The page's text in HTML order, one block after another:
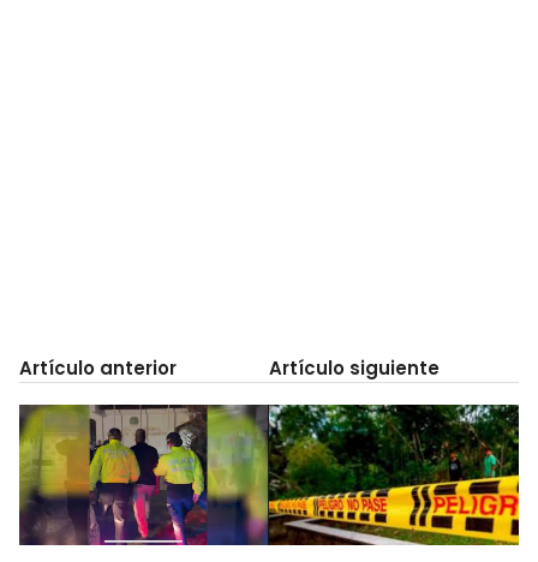
Artículo anterior Artículo siguiente